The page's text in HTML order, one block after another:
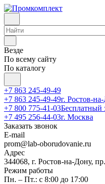
Везде
По всему сайту
По каталогу
+7 863 245-49-49
+7 863 245-49-49г. Ростов-
+7 800 775-41-03Бесплатный
+7 495 256-44-03г. Москва
Заказать звонок
E-mail
prom@lab-oborudovanie.ru
Адрес
344068, г. Ростов-на-Дону,
Режим работы
Пн. – Пт.: с 8:00 до 17:00